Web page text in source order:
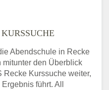
Abendschule in Recke
mitunter den Überblick
Kurssuche weiter,
führt. All